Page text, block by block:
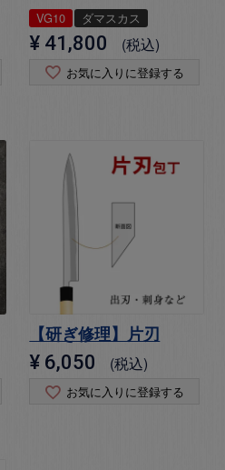
VG10 ダマスカス
¥ 41,800 税込
お気に入りに登録する
【研ぎ修理】片刃
¥ 6,050 税込
お気に入りに登録する